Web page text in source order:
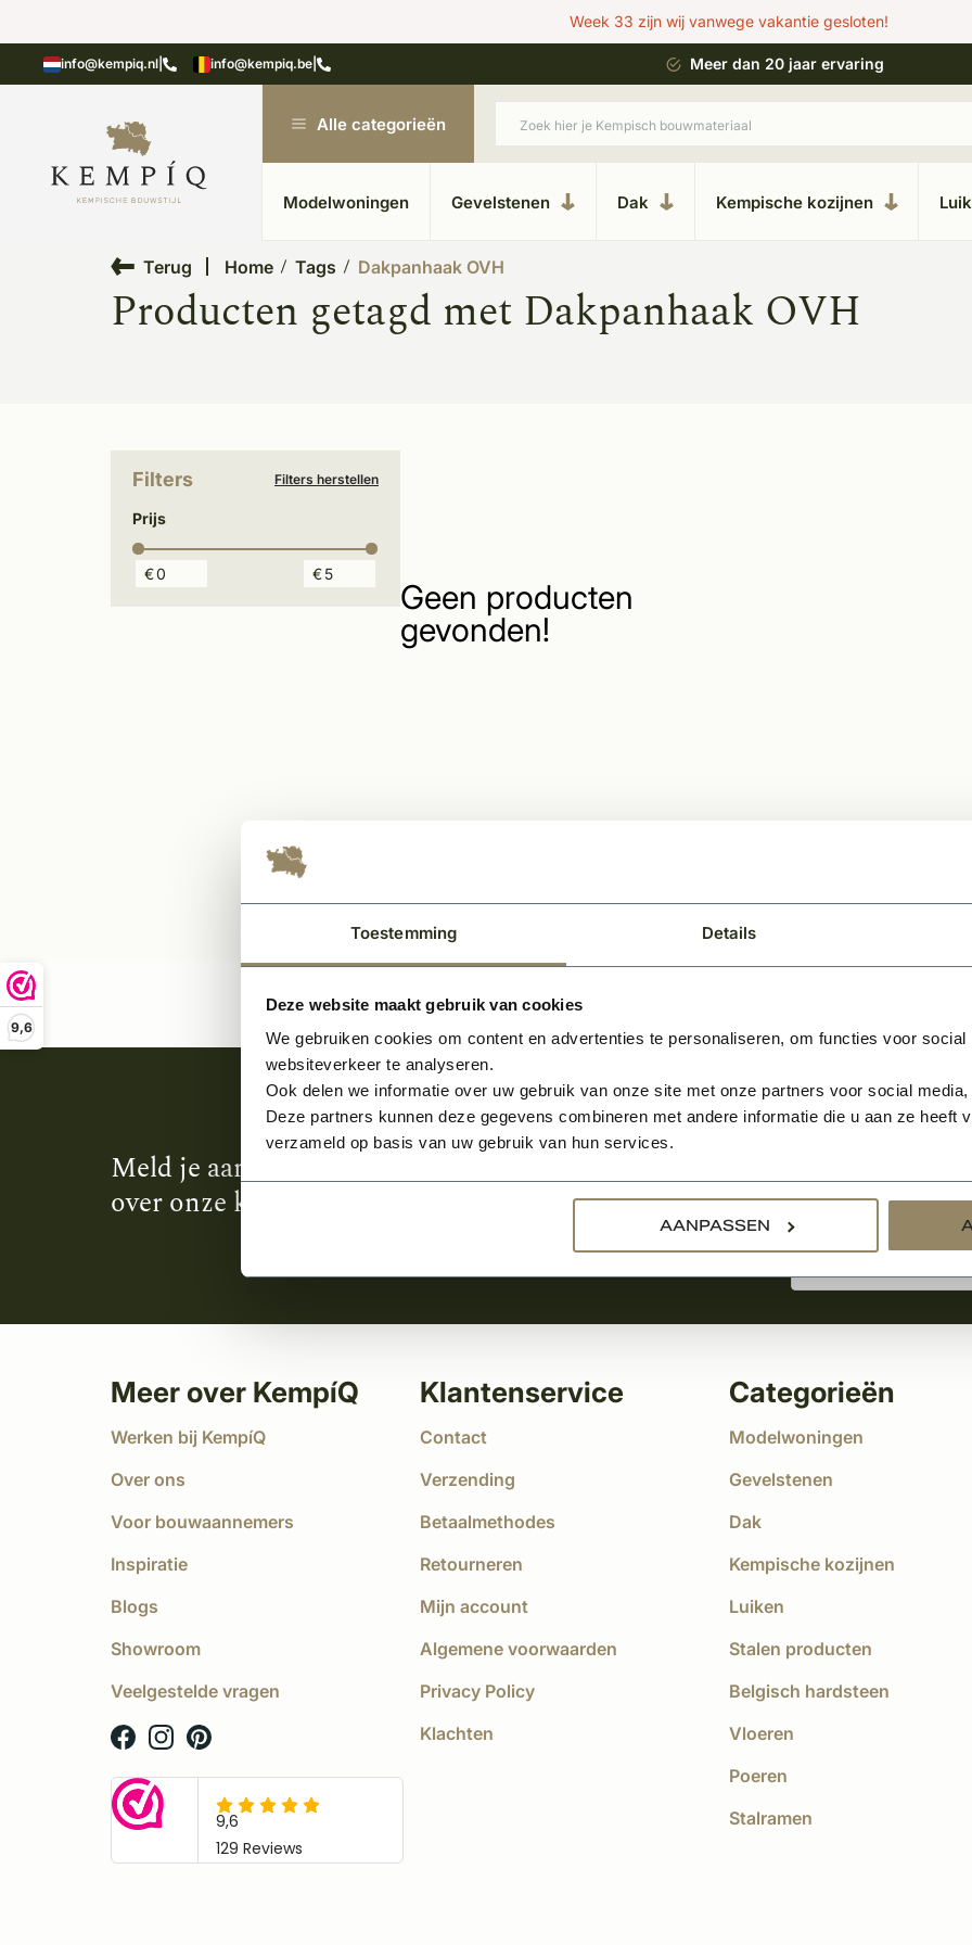
Toestemming Details
Deze website maakt gebruik van cookies
We gebruiken cookies om content en advertenties te personaliseren, om functies voor
websiteverkeer te analyseren.
Ook delen we informatie over uw gebruik van onze site met onze partners voor social
Deze partners kunnen deze gegevens combineren met andere informatie die u aan ze heeft
verzameld op basis van uw gebruik van hun services.
AANPASSEN
9,6
Week 33 zijn wij vanwege vakantie gesloten!
info@kempiq.nl info@kempiq.be
in Kesteren Unieke materialen in kempische bouwstijl Meer dan 20 jaar ervaring
Alle categorieën
Modelwoningen Gevelstenen Dak Kempische kozijnen
Terug Home Tags Dakpanhaak OVH
Producten getagd met Dakpanhaak OVH
Filters Filters herstellen
Prijs
€ €
Geen producten
gevonden!
Meld je aan en ontvang het laatste nieuws
over onze kempische bouwstijl!
Aanmelden voor de
Meer over KempíQ
Werken bij KempíQ
Over ons
Voor bouwaannemers
Inspiratie
Blogs
Showroom
Veelgestelde vragen
Klantenservice
Contact
Verzending
Betaalmethodes
Retourneren
Mijn account
Algemene voorwaarden
Privacy Policy
Klachten
Categorieën
Modelwoningen
Gevelstenen
Dak
Kempische kozijnen
Luiken
Stalen producten
Belgisch hardsteen
Vloeren
Poeren
Stalramen